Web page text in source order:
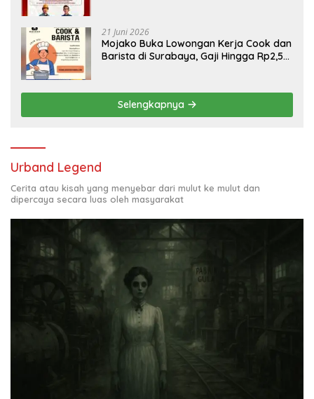
21 Juni 2026
Mojako Buka Lowongan Kerja Cook dan
Barista di Surabaya, Gaji Hingga Rp2,5
Selengkapnya
Urband Legend
Cerita atau kisah yang menyebar dari mulut ke mulut dan
dipercaya secara luas oleh masyarakat